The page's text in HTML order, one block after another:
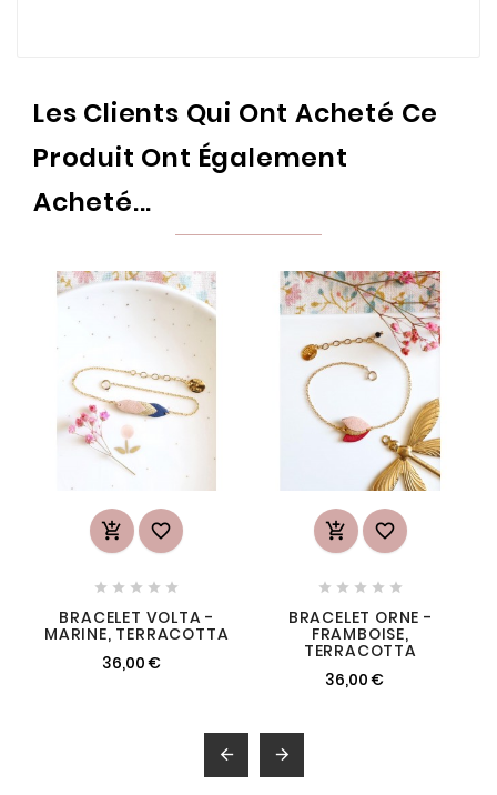
Les Clients Qui Ont Acheté Ce
Produit Ont Également
Acheté...
 
    
BRACELET VOLTA -
MARINE, TERRACOTTA
36,00 €
 
    
BRACELET ORNE -
FRAMBOISE,
TERRACOTTA
36,00 €
 